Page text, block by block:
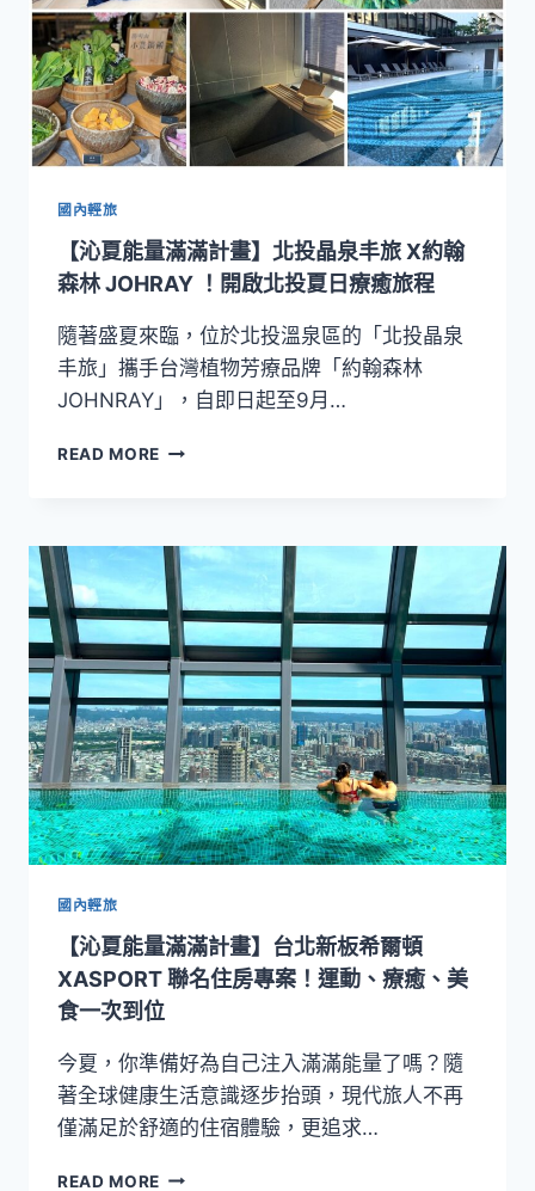
遊
就
來
這
裡！
瓏
澳
冷
泉
度
假
飯
打
共
遊
夏
日
樂
園
國內輕旅
【沁夏能量滿滿計畫】北投晶泉丰旅 X約翰
森林 JOHRAY ！開啟北投夏日療癒旅程
隨著盛夏來臨，位於北投溫泉區的「北投晶泉
丰旅」攜手台灣植物芳療品牌「約翰森林
JOHNRAY」，自即日起至9月…
READ MORE 【沁
滿
滿
計
畫】
北
投
晶
泉
丰
旅
X
約
翰
！
開
啟
北
投
夏
日
療
旅
國內輕旅
【沁夏能量滿滿計畫】台北新板希爾頓
XASPORT 聯名住房專案！運動、療癒、美
食一次到位
今夏，你準備好為自己注入滿滿能量了嗎？隨
著全球健康生活意識逐步抬頭，現代旅人不再
僅滿足於舒適的住宿體驗，更追求…
READ MORE 【沁